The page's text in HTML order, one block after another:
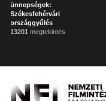
ünnepségek:
Székesfehérvári
országgyűlés
13201 megtekintés